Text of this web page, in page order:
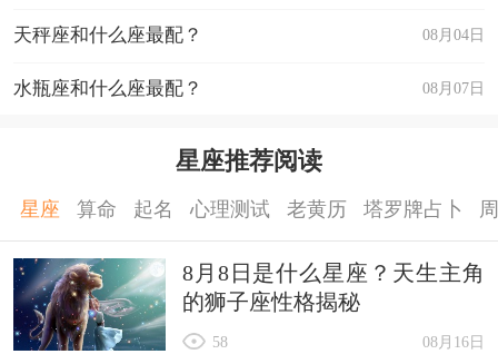
08月04日
天秤座和什么座最配？
08月07日
水瓶座和什么座最配？
星座推荐阅读
星座 算命 起名 心理测试 老黄历 塔罗牌占卜
8月8日是什么星座？天生主角
的狮子座性格揭秘
08月16日
58